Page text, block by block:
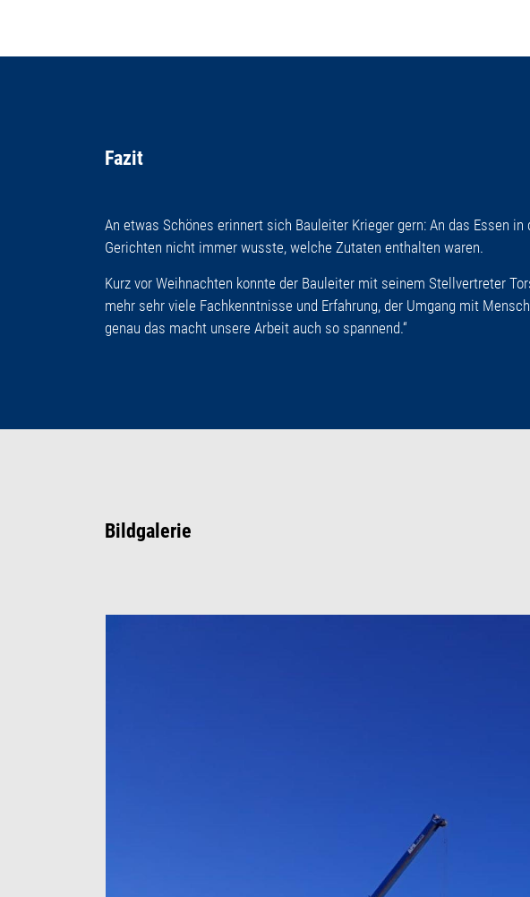
Fazit
An etwas Schönes erinnert sich Bauleiter Krieger gern: An das Essen
Gerichten nicht immer wusste, welche Zutaten enthalten waren.
Kurz vor Weihnachten konnte der Bauleiter mit seinem Stellvertreter
mehr sehr viele Fachkenntnisse und Erfahrung, der Umgang mit
genau das macht unsere Arbeit auch so spannend.“
Bildgalerie